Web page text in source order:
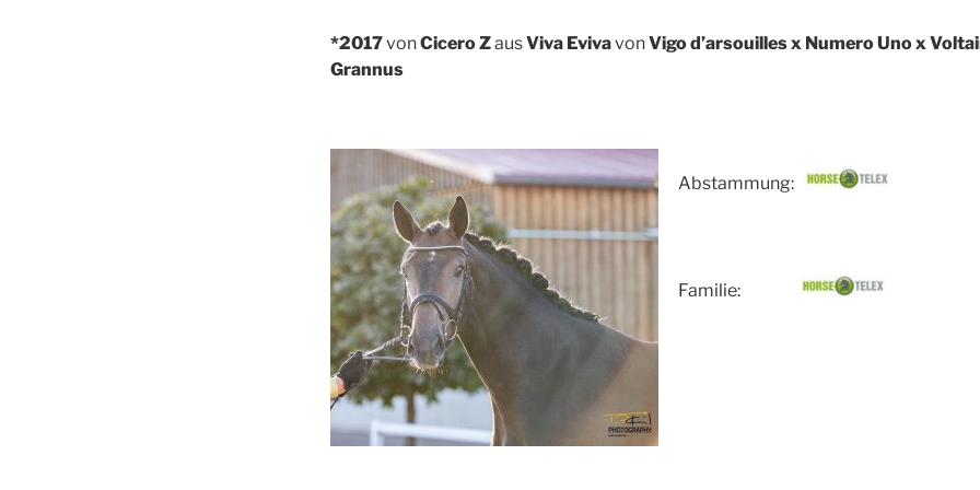
*2017vonCicero ZausViva EvivavonVigo d’arsouilles x Numero Uno x
Grannus
Abstammung: :
Familie: :